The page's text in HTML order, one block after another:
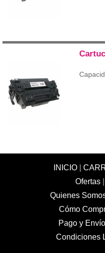
INICIO|
Ofertas|
Quienes
Cómo
Pago y
Condiciones